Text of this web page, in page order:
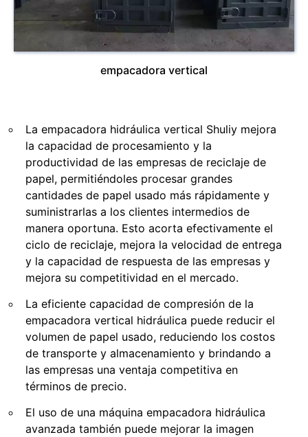
empacadora vertical
La empacadora hidráulica vertical Shuliy mejora
la capacidad de procesamiento y la
productividad de las empresas de reciclaje de
papel, permitiéndoles procesar grandes
cantidades de papel usado más rápidamente y
suministrarlas a los clientes intermedios de
manera oportuna. Esto acorta efectivamente el
ciclo de reciclaje, mejora la velocidad de entrega
y la capacidad de respuesta de las empresas y
mejora su competitividad en el mercado.
La eficiente capacidad de compresión de la
empacadora vertical hidráulica puede reducir el
volumen de papel usado, reduciendo los costos
de transporte y almacenamiento y brindando a
las empresas una ventaja competitiva en
términos de precio.
El uso de una máquina empacadora hidráulica
avanzada también puede mejorar la imagen